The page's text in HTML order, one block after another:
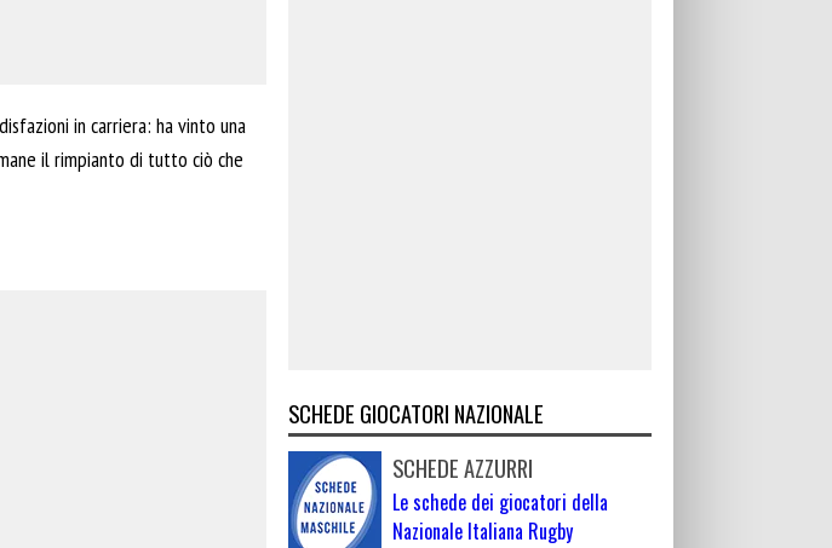
in carriera: ha vinto una
il rimpianto di tutto ciò che
SCHEDE GIOCATORI NAZIONALE
SCHEDE AZZURRI
Le schede dei giocatori della
Nazionale Italiana Rugby